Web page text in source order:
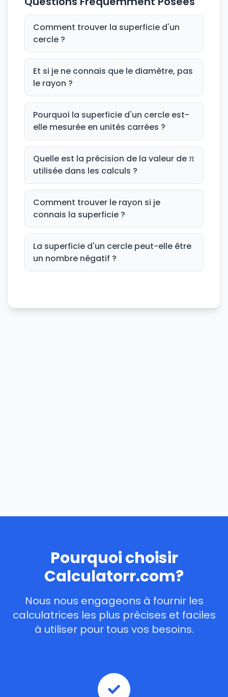
Comment trouver la superficie d'un
cercle ?
Et si je ne connais que le diamètre, pas
le rayon ?
Pourquoi la superficie d'un cercle est-
elle mesurée en unités carrées ?
Quelle est la précision de la valeur de π
utilisée dans les calculs ?
Comment trouver le rayon si je
connais la superficie ?
La superficie d'un cercle peut-elle être
un nombre négatif ?
Pourquoi choisir
Calculatorr.com?
Nous nous engageons à fournir les
calculatrices les plus précises et faciles
à utiliser pour tous vos besoins.